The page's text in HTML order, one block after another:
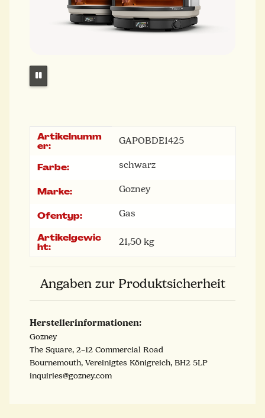
Produkteigenschaft
Wert
Artikelnumm
er:
GAPOBDE1425
Farbe: schwarz
Marke: Gozney
Ofentyp: Gas
Artikelgewic
ht:
21,50 kg
Angaben zur Produktsicherheit
Herstellerinformationen:
Gozney
The Square, 2–12 Commercial Road
Bournemouth, Vereinigtes Königreich, BH2 5LP
inquiries@gozney.com